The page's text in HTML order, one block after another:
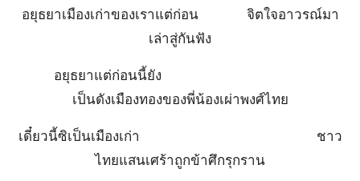
อยุธยาเมืองเก่าของเราแต่ก่อน จิตใจอาวรณ์มา
เล่าสู่กันฟัง
อยุธยาแต่ก่อนนี้ยัง
เป็นดังเมืองทองของพี่น้องเผ่าพงศ์ไทย
เดี๋ยวนี้ซิเป็นเมืองเก่า ชาว
ไทยแสนเศร้าถูกข้าศึกรุกราน